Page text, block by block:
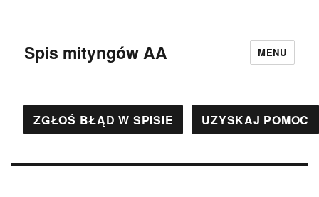
Spis mityngów AA MENU
ZGŁOŚ BŁĄD W SPISIE UZYSKAJ POMOC